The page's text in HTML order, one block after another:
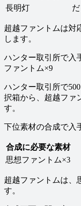
長明灯
超越ファントムは対
します。
ハンター取引所で入
ファントム×9
ハンター取引所で
択箱から、超越ファ
す。
下位素材の合成で入
合成に必要な素材
思想ファントム×3
超越ファントムは、
す。